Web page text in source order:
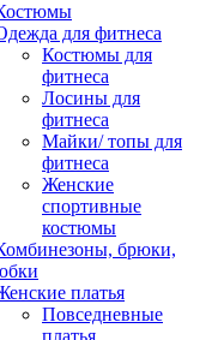
для фитнеса
Костюмы для
фитнеса
Лосины для
фитнеса
Майки/ топы для
фитнеса
Женские
спортивные
костюмы
брюки,
платья
Повседневные
платья